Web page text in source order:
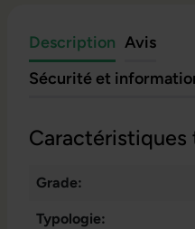
Description Avis
Sécurité et
Caractéristiques
Grade:
Typologie: